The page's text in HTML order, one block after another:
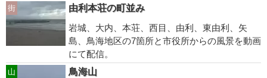
街
由利本荘の町並み
岩城、大内、本荘、西目、由利、東由利、矢
島、鳥海地区の7箇所と市役所からの風景を動画
にて配信。
山
鳥海山